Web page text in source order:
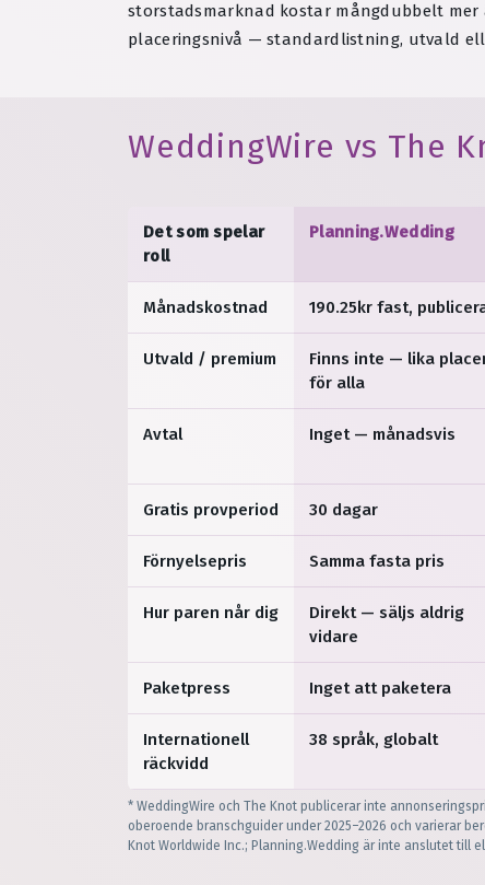
storstadsmarknad kostar mångdubbelt
placeringsnivå — standardlistning, utvald
WeddingWire vs The
Det som spelar
roll
Planning.Wedding
Månadskostnad 190.25kr fast,
Utvald / premium
Finns inte — lika
för alla
Avtal Inget — månadsvis
Gratis provperiod 30 dagar
Förnyelsepris Samma fasta pris
Hur paren når dig
Direkt — säljs aldrig
vidare
Paketpress Inget att paketera
Internationell
räckvidd
38 språk, globalt
* WeddingWire och The Knot publicerar inte
oberoende branschguider under 2025–2026 och varierar
Knot Worldwide Inc.; Planning.Wedding är inte anslutet till